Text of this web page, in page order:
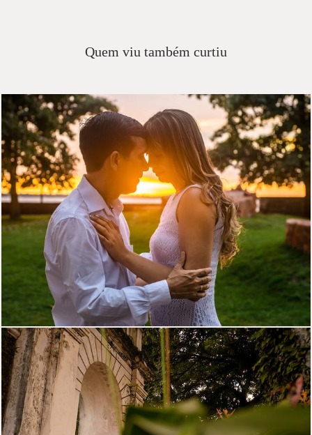
Quem viu também curtiu
2752